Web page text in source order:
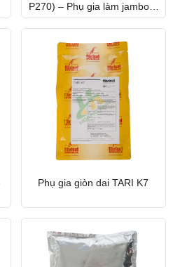
P270) – Phụ gia làm jambon,
thịt nguội
Phụ gia giòn dai TARI K7